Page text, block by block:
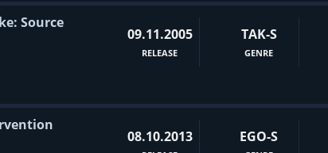
Source
09.11.2005
RELEASE
TAK-S
GENRE
08.10.2013 EGO-S